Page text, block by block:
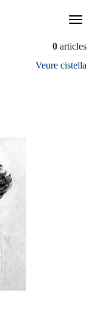
×
0 articles
Veure cistella